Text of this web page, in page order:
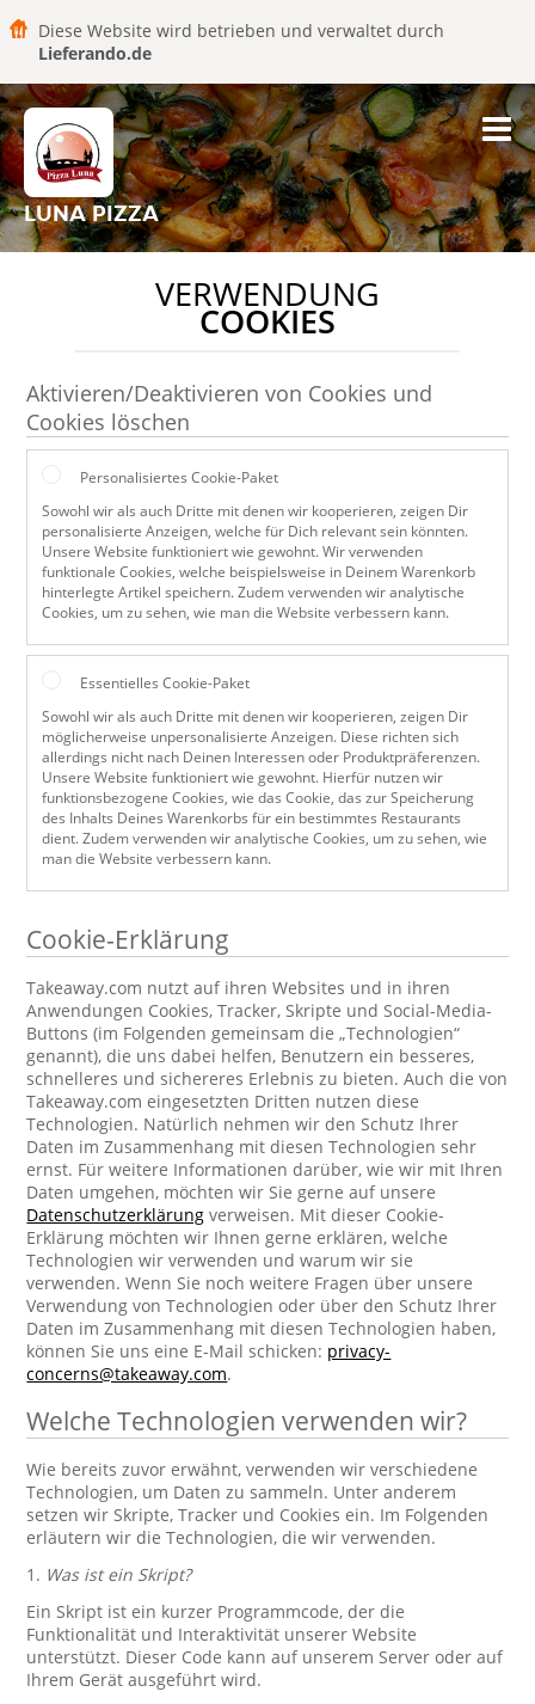
Diese Website wird betrieben und verwaltet durch
Lieferando.de
LUNA PIZZA
VERWENDUNG
COOKIES
Aktivieren/Deaktivieren von Cookies und
Cookies löschen
Personalisiertes Cookie-Paket
Sowohl wir als auch Dritte mit denen wir kooperieren, zeigen Dir
personalisierte Anzeigen, welche für Dich relevant sein könnten.
Unsere Website funktioniert wie gewohnt. Wir verwenden
funktionale Cookies, welche beispielsweise in Deinem Warenkorb
hinterlegte Artikel speichern. Zudem verwenden wir analytische
Cookies, um zu sehen, wie man die Website verbessern kann.
Essentielles Cookie-Paket
Sowohl wir als auch Dritte mit denen wir kooperieren, zeigen Dir
möglicherweise unpersonalisierte Anzeigen. Diese richten sich
allerdings nicht nach Deinen Interessen oder Produktpräferenzen.
Unsere Website funktioniert wie gewohnt. Hierfür nutzen wir
funktionsbezogene Cookies, wie das Cookie, das zur Speicherung
des Inhalts Deines Warenkorbs für ein bestimmtes Restaurants
dient. Zudem verwenden wir analytische Cookies, um zu sehen, wie
man die Website verbessern kann.
Cookie-Erklärung
Takeaway.com nutzt auf ihren Websites und in ihren
Anwendungen Cookies, Tracker, Skripte und Social-Media-
Buttons (im Folgenden gemeinsam die „Technologien“
genannt), die uns dabei helfen, Benutzern ein besseres,
schnelleres und sichereres Erlebnis zu bieten. Auch die von
Takeaway.com eingesetzten Dritten nutzen diese
Technologien. Natürlich nehmen wir den Schutz Ihrer
Daten im Zusammenhang mit diesen Technologien sehr
ernst. Für weitere Informationen darüber, wie wir mit Ihren
Daten umgehen, möchten wir Sie gerne auf unsere
Datenschutzerklärung verweisen. Mit dieser Cookie-
Erklärung möchten wir Ihnen gerne erklären, welche
Technologien wir verwenden und warum wir sie
verwenden. Wenn Sie noch weitere Fragen über unsere
Verwendung von Technologien oder über den Schutz Ihrer
Daten im Zusammenhang mit diesen Technologien haben,
können Sie uns eine E-Mail schicken: privacy-
concerns@takeaway.com.
Welche Technologien verwenden wir?
Wie bereits zuvor erwähnt, verwenden wir verschiedene
Technologien, um Daten zu sammeln. Unter anderem
setzen wir Skripte, Tracker und Cookies ein. Im Folgenden
erläutern wir die Technologien, die wir verwenden.
1. Was ist ein Skript?
Ein Skript ist ein kurzer Programmcode, der die
Funktionalität und Interaktivität unserer Website
unterstützt. Dieser Code kann auf unserem Server oder auf
Ihrem Gerät ausgeführt wird.